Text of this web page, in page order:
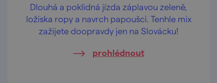
Dlouhá a poklidná jízda záplavou zeleně,
ložiska ropy a navrch papoušci. Tenhle mix
zažijete doopravdy jen na Slovácku!
prohlédnout